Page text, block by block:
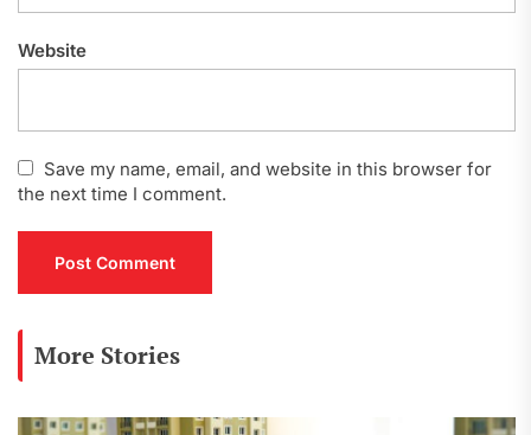
Website
Save my name, email, and website in this browser for
the next time I comment.
More Stories